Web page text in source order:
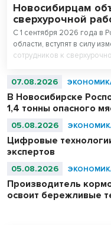
Новосибирцам
сверхурочной
С 1 сентября 2026 года в
области, вступят в силу
сотрудников к
07.08.2026
В Новосибирске
1,4 тонны опасного
05.08.2026
Цифровые
экспертов
05.08.2026
Производитель
освоит бережливые